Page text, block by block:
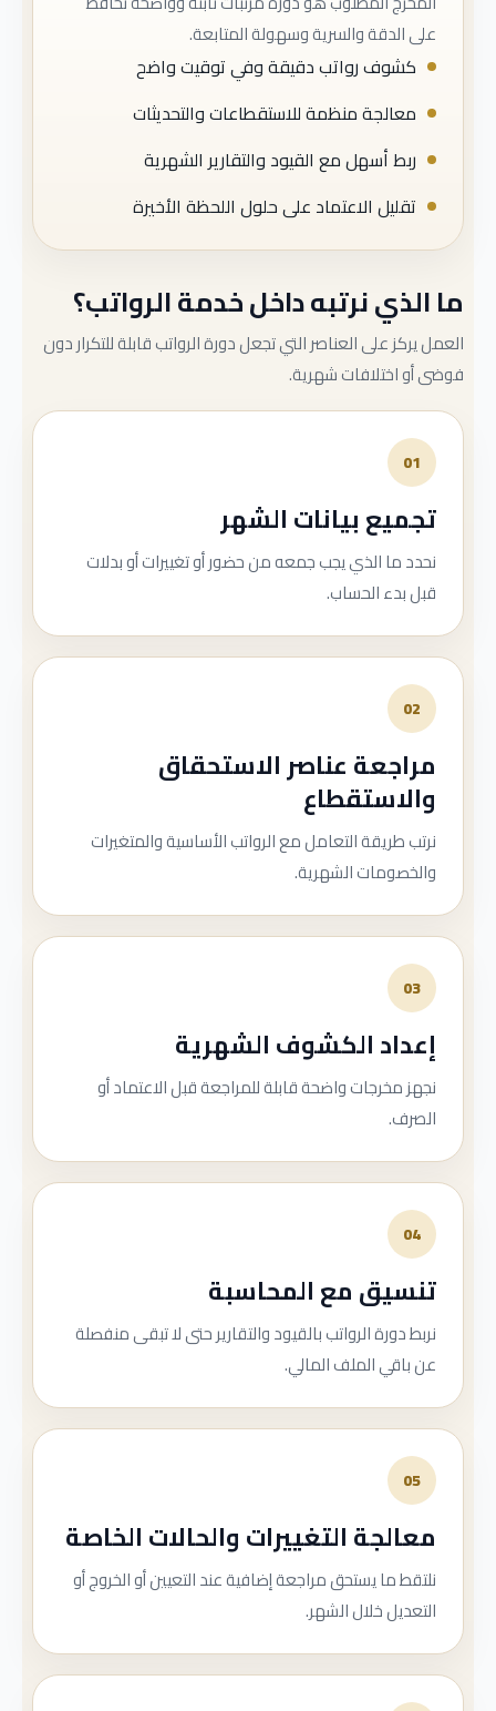
على الدقة والسرية وسهولة المتابعة.
كشوف رواتب دقيقة وفي توقيت واضح
معالجة منظمة للاستقطاعات والتحديثات
ربط أسهل مع القيود والتقارير الشهرية
تقليل الاعتماد على حلول اللحظة الأخيرة
ما الذي نرتبه داخل خدمة الرواتب؟
العمل يركز على العناصر التي تجعل دورة الرواتب قابلة للتكرار دون
فوضى أو اختلافات شهرية.
01
تجميع بيانات الشهر
نحدد ما الذي يجب جمعه من حضور أو تغييرات أو بدلات
قبل بدء الحساب.
02
مراجعة عناصر الاستحقاق
والاستقطاع
نرتب طريقة التعامل مع الرواتب الأساسية والمتغيرات
والخصومات الشهرية.
03
إعداد الكشوف الشهرية
نجهز مخرجات واضحة قابلة للمراجعة قبل الاعتماد أو
الصرف.
04
تنسيق مع المحاسبة
نربط دورة الرواتب بالقيود والتقارير حتى لا تبقى منفصلة
عن باقي الملف المالي.
05
معالجة التغييرات والحالات الخاصة
نلتقط ما يستحق مراجعة إضافية عند التعيين أو الخروج أو
التعديل خلال الشهر.